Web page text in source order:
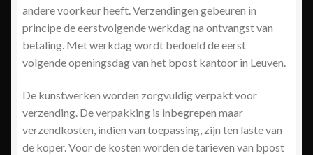
andere voorkeur heeft. Verzendingen gebeuren in
principe de eerstvolgende werkdag na ontvangst van
betaling. Met werkdag wordt bedoeld de eerst
volgende openingsdag van het bpost kantoor in Leuven.
De kunstwerken worden zorgvuldig verpakt voor
verzending. De verpakking is inbegrepen maar
verzendkosten, indien van toepassing, zijn ten laste van
de koper. Voor de kosten worden de tarieven van bpost